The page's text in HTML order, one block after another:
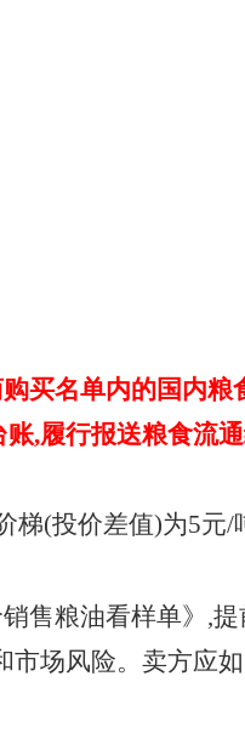
买名单内的国内粮
,履行报送粮食流通
梯(投价差值)为5元/
售粮油看样单》 ,
市场风险。卖方应